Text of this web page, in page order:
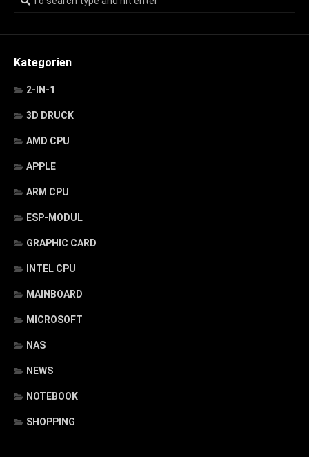
Kategorien
2-IN-1
3D DRUCK
AMD CPU
APPLE
ARM CPU
ESP-MODUL
GRAPHIC CARD
INTEL CPU
MAINBOARD
MICROSOFT
NAS
NEWS
NOTEBOOK
SHOPPING